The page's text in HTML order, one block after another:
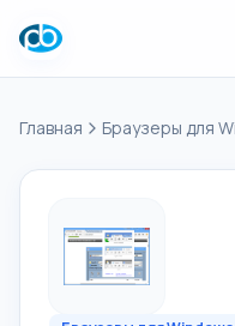
Главная Браузеры для